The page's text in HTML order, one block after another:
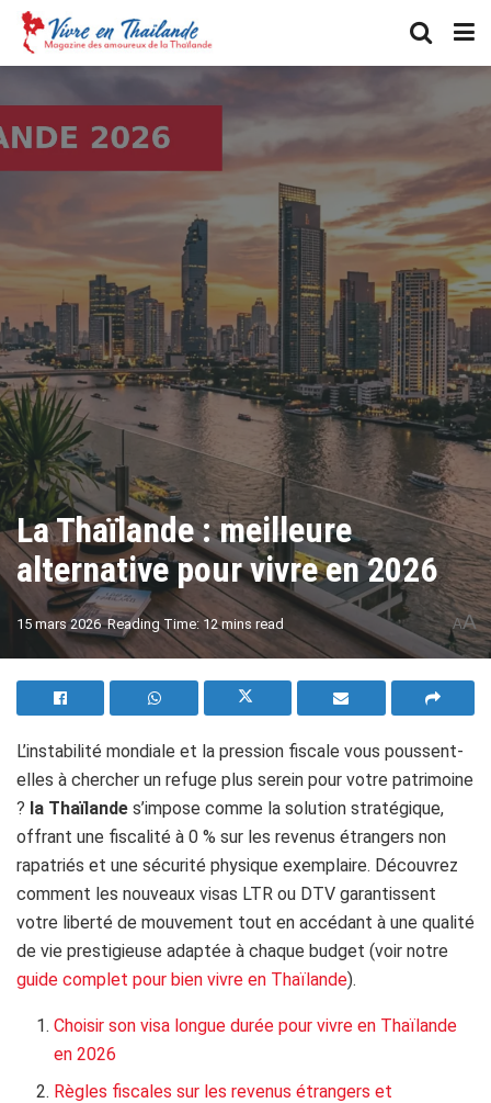
La Thaïlande : meilleure
alternative pour vivre en 2026
15 mars 2026 Reading Time: 12 mins read AA
L’instabilité mondiale et la pression fiscale vous poussent-
elles à chercher un refuge plus serein pour votre patrimoine
? la Thaïlande s’impose comme la solution stratégique,
offrant une fiscalité à 0 % sur les revenus étrangers non
rapatriés et une sécurité physique exemplaire. Découvrez
comment les nouveaux visas LTR ou DTV garantissent
votre liberté de mouvement tout en accédant à une qualité
de vie prestigieuse adaptée à chaque budget (voir notre
guide complet pour bien vivre en Thaïlande).
Choisir son visa longue durée pour vivre en Thaïlande
en 2026
Règles fiscales sur les revenus étrangers et